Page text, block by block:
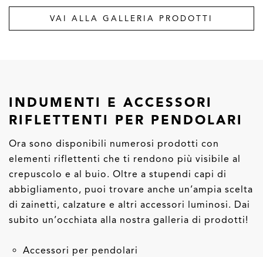
VAI ALLA GALLERIA PRODOTTI
INDUMENTI E ACCESSORI
RIFLETTENTI PER PENDOLARI
Ora sono disponibili numerosi prodotti con
elementi riflettenti che ti rendono più visibile al
crepuscolo e al buio. Oltre a stupendi capi di
abbigliamento, puoi trovare anche un’ampia scelta
di zainetti, calzature e altri accessori luminosi. Dai
subito un’occhiata alla nostra galleria di prodotti!
Accessori per pendolari